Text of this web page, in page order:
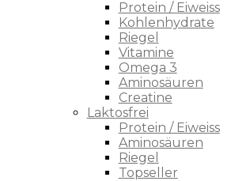
Protein / Eiweiss
Kohlenhydrate
Riegel
Vitamine
Omega 3
Aminosäuren
Creatine
Laktosfrei
Protein / Eiweiss
Aminosäuren
Riegel
Topseller